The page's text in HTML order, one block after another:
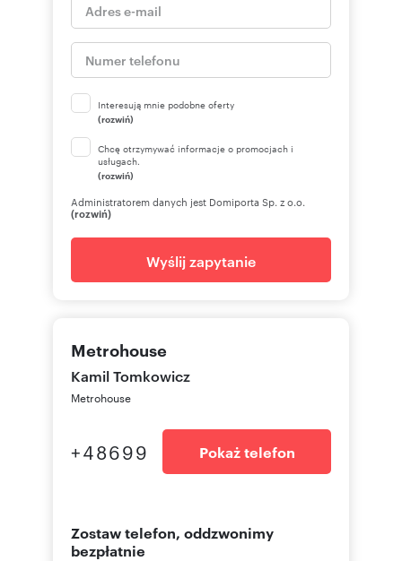
Interesują mnie podobne oferty
(rozwiń)
Chcę otrzymywać informacje o promocjach i
usługach.
(rozwiń)
Administratorem danych jest Domiporta Sp. z o.o.
(rozwiń)
Wyślij zapytanie
Metrohouse
Kamil Tomkowicz
Metrohouse
+48699 Pokaż telefon
Zostaw telefon, oddzwonimy
bezpłatnie